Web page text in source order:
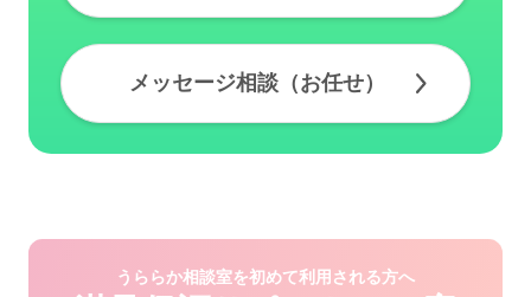
メッセージ相談（お任せ）
うららか相談室を初めて利用される方へ